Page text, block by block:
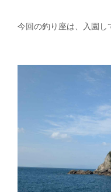
今回の釣り座は、入園し